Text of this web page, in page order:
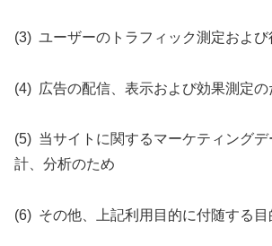
(3) ユーザーのトラフィック測定および
(4) 広告の配信、表示および効果測定の
(5) 当サイトに関するマーケティング
計、分析のため
(6) その他、上記利用目的に付随する目